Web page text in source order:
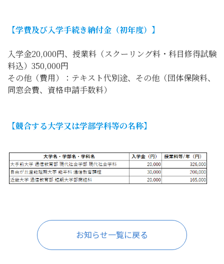
【学費及び入学手続き納付金（初年度）】
入学金20,000円、授業料（スクーリング料・科目修得試験
料込）350,000円
その他（費用）：テキスト代別途、その他（団体保険料、
同窓会費、資格申請手数料）
【競合する大学又は学部学科等の名称】
お知らせ一覧に戻る